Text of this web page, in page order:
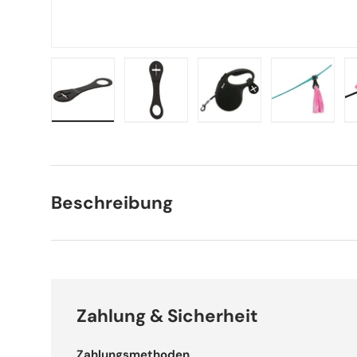
Beschreibung
Zahlung & Sicherheit